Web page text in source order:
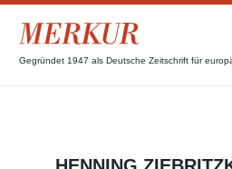
Gegründet 1947 als Deutsche Zeitschrift für